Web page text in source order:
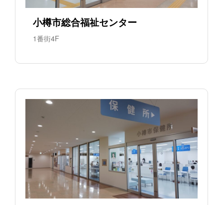
小樽市総合福祉センター
1番街4F